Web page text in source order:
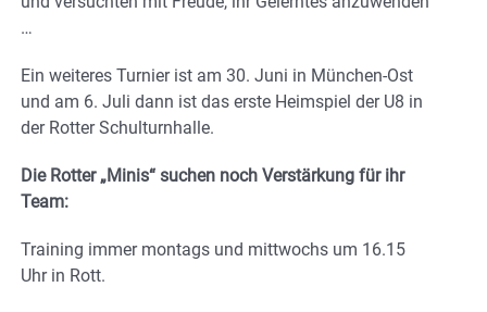
…
Ein weiteres Turnier ist am 30. Juni in München-Ost
und am 6. Juli dann ist das erste Heimspiel der U8 in
der Rotter Schulturnhalle.
Die Rotter „Minis“ suchen noch Verstärkung für ihr
Team:
Training immer montags und mittwochs um 16.15
Uhr in Rott.